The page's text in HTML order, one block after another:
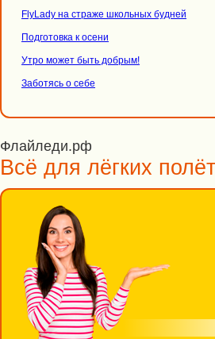
FlyLady на страже школьных будней
Подготовка к осени
Утро может быть добрым!
Заботясь о себе
Флайледи.рф
Всё для лёгких